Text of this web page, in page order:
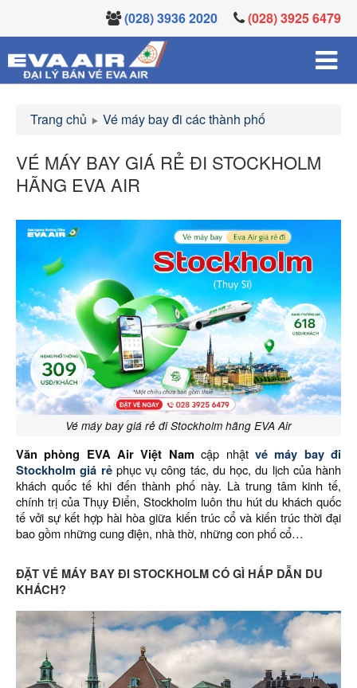
(028) 3936 2020 (028) 3925 6479
Trang chủ Vé máy bay đi các thành phố
VÉ MÁY BAY GIÁ RẺ ĐI STOCKHOLM
HÃNG EVA AIR
Vé máy bay giá rẻ đi Stockholm hãng EVA Air
Văn phòng EVA Air Việt Nam cập nhật vé máy bay đi
Stockholm giá rẻ phục vụ công tác, du học, du lịch của hành
khách quốc tế khi đến thành phố này. Là trung tâm kinh tế,
chính trị của Thụy Điển, Stockholm luôn thu hút du khách quốc
tế vởi sự kết hợp hài hòa giữa kiến trúc cổ và kiến trúc thời đại
bao gồm những cung điện, nhà thờ, những con phố cổ…
ĐẶT VÉ MÁY BAY ĐI STOCKHOLM CÓ GÌ HẤP DẪN DU
KHÁCH?